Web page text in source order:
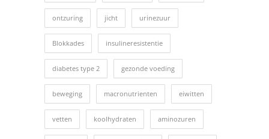
ontzuring jicht urinezuur
Blokkades insulineresistentie
diabetes type 2 gezonde voeding
beweging macronutrienten eiwitten
vetten koolhydraten aminozuren